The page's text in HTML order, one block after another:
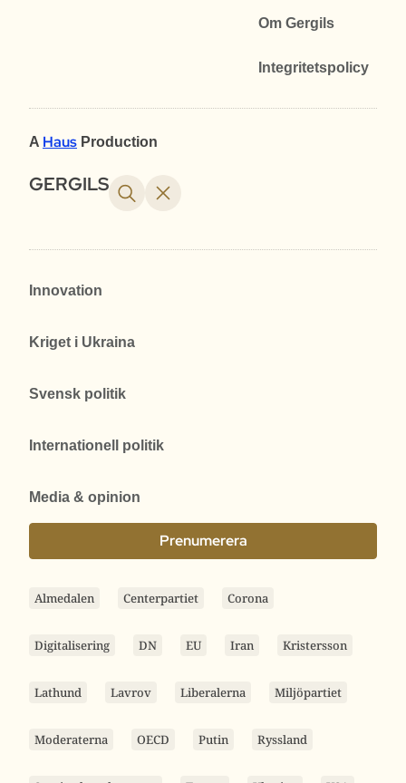
Om Gergils
Integritetspolicy
A Haus Production
GERGILS
Innovation
Kriget i Ukraina
Svensk politik
Internationell politik
Media & opinion
Prenumerera
Almedalen Centerpartiet Corona
Digitalisering DN EU Iran Kristersson
Lathund Lavrov Liberalerna Miljöpartiet
Moderaterna OECD Putin Ryssland